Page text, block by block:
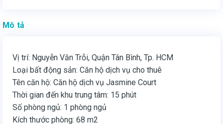
Mô tả
Vị trí: Nguyễn Văn Trỗi, Quận Tân Bình, Tp. HCM
Loại bất động sản: Căn hộ dịch vụ cho thuê
Tên căn hộ: Căn hộ dịch vụ Jasmine Court
Thời gian đến khu trung tâm: 15 phút
Số phòng ngủ: 1 phòng ngủ
Kích thước phòng: 68 m2